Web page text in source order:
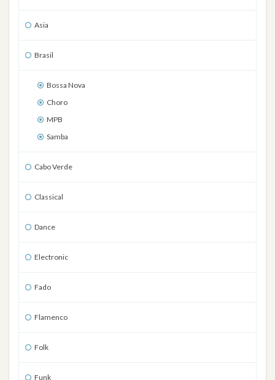
Asia
Brasil
Bossa Nova
Choro
MPB
Samba
Cabo Verde
Classical
Dance
Electronic
Fado
Flamenco
Folk
Funk